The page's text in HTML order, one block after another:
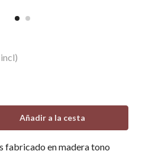
Añadir a la cesta
fabricado en madera tono